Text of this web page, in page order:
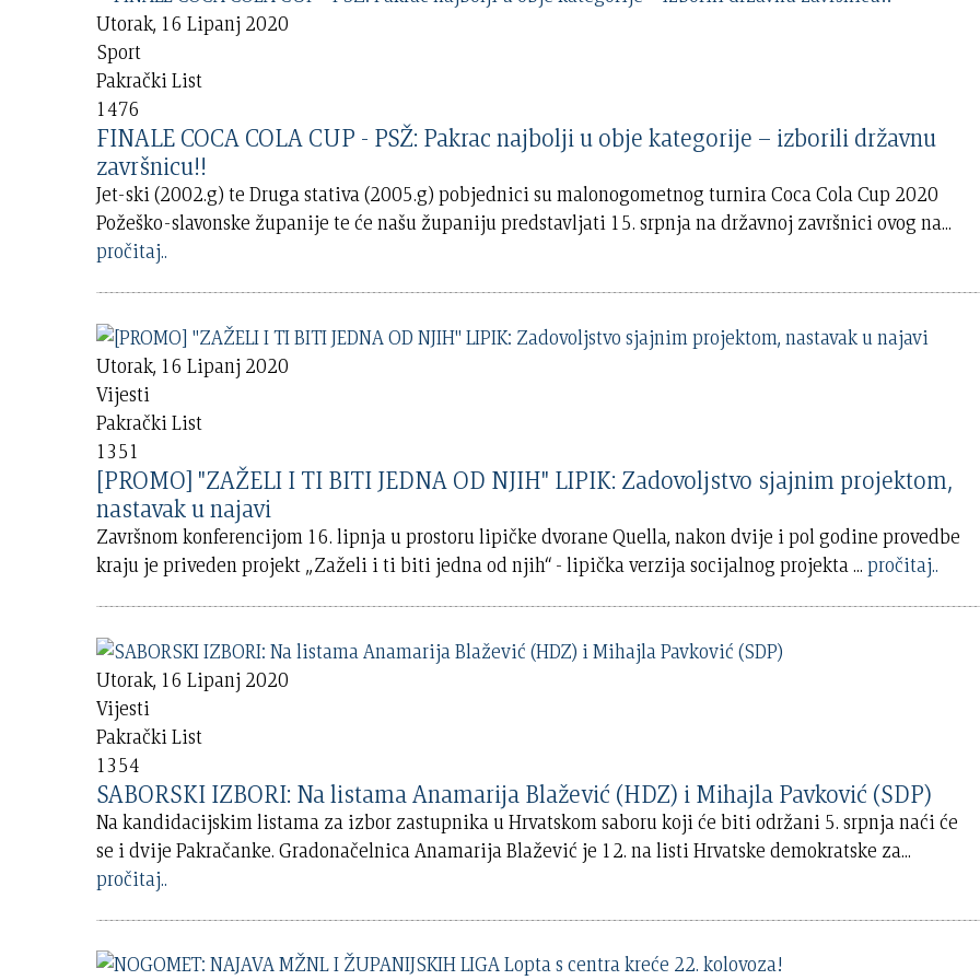
Utorak, 16 Lipanj 2020
Sport
Pakrački List
1476
FINALE COCA COLA CUP - PSŽ: Pakrac najbolji u obje kategorije – izborili državnu
završnicu!!
Jet-ski (2002.g) te Druga stativa (2005.g) pobjednici su malonogometnog turnira Coca Cola Cup 2020
Požeško-slavonske županije te će našu županiju predstavljati 15. srpnja na državnoj završnici ovog na...
pročitaj..
Utorak, 16 Lipanj 2020
Vijesti
Pakrački List
1351
[PROMO] "ZAŽELI I TI BITI JEDNA OD NJIH" LIPIK: Zadovoljstvo sjajnim projektom,
nastavak u najavi
Završnom konferencijom 16. lipnja u prostoru lipičke dvorane Quella, nakon dvije i pol godine provedbe
kraju je priveden projekt „Zaželi i ti biti jedna od njih“ - lipička verzija socijalnog projekta... pročitaj..
Utorak, 16 Lipanj 2020
Vijesti
Pakrački List
1354
SABORSKI IZBORI: Na listama Anamarija Blažević (HDZ) i Mihajla Pavković (SDP)
Na kandidacijskim listama za izbor zastupnika u Hrvatskom saboru koji će biti održani 5. srpnja naći će
se i dvije Pakračanke. Gradonačelnica Anamarija Blažević je 12. na listi Hrvatske demokratske za...
pročitaj..